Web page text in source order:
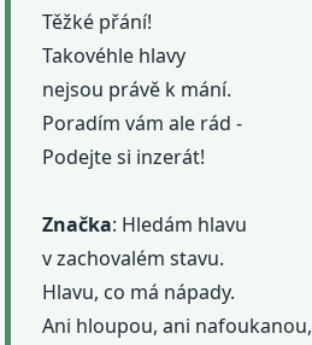
Těžké přání!
Takovéhle hlavy
nejsou právě k mání.
Poradím vám ale rád -
Podejte si inzerát!
Značka: Hledám hlavu
v zachovalém stavu.
Hlavu, co má nápady.
Ani hloupou, ani nafoukanou,